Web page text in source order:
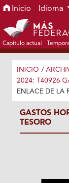
Ir al menú de
Ir al contenido
Ir al pie de página
Inicio Idioma
Capítulo actual
INICIO /
2024: T40926
ENLACE DE LA
GASTOS
TESORO